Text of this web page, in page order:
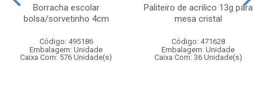
Borracha escolar
bolsa/sorvetinho 4cm
Código: 495186
Embalagem: Unidade
Caixa Com: 576 Unidade(s)
Paliteiro de acrilico 13g para
mesa cristal
Código: 471628
Embalagem: Unidade
Caixa Com: 36 Unidade(s)